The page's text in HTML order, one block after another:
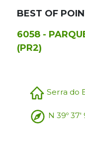
BEST OF
6058 -
(PR2)
Serra do
N 39º 37'